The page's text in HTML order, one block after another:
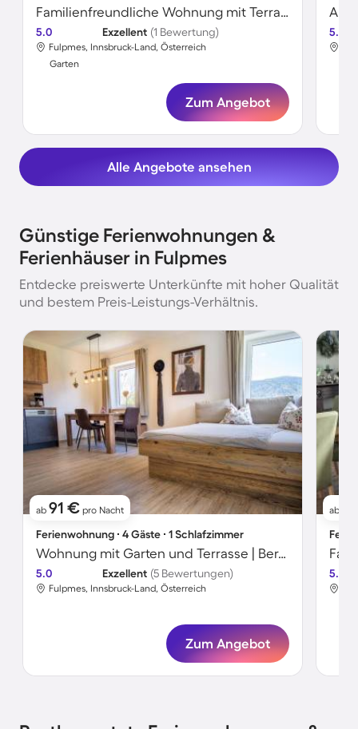
Familienfreundliche Wohnung mit Terrasse und Garten | Bergblick
5.0 Exzellent (1 Bewertung)
Fulpmes, Innsbruck-Land, Österreich
Garten
Zum Angebot
5.0
Alle Angebote ansehen
Günstige Ferienwohnungen &
Ferienhäuser in Fulpmes
Entdecke preiswerte Unterkünfte mit hoher Qualität
und bestem Preis-Leistungs-Verhältnis.
ab 91 € pro Nacht
Ferienwohnung ∙ 4 Gäste ∙ 1 Schlafzimmer
Wohnung mit Garten und Terrasse | Bergblick
5.0 Exzellent (5 Bewertungen)
Fulpmes, Innsbruck-Land, Österreich
Zum Angebot
ab
5.0